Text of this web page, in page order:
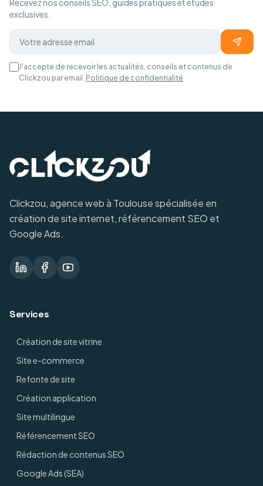
Recevez nos conseils SEO, guides pratiques et études
exclusives.
J'accepte de recevoir les actualités, conseils et contenus de
Clickzou par email. Politique de confidentialité
Clickzou, agence web à Toulouse spécialisée en
création de site internet, référencement SEO et
Google Ads.
Services
Création de site vitrine
Site e-commerce
Refonte de site
Création application
Site multilingue
Référencement SEO
Rédaction de contenus SEO
Google Ads (SEA)